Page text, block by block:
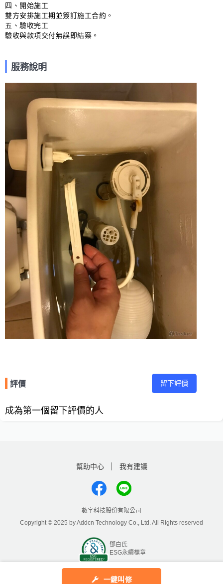
一鍵叫修
四、開始施工
雙方安排施工期並簽訂施工合約。
五、驗收完工
驗收與款項交付無誤即結案。
服務說明
評價 留下評價
成為第一個留下評價的人
幫助中心 我有建議
數字科技股份有限公司
Copyright © 2025 by Addcn Technology Co., Ltd. All Rights reserved
鄧白氏
ESG永續標章